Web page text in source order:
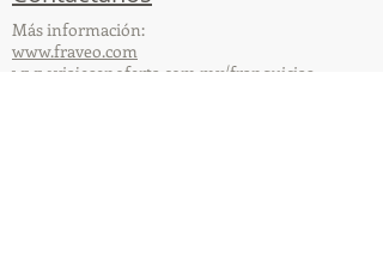
Más información:
www.fraveo.com
www.viajesenoferta.com.mx/franquicias